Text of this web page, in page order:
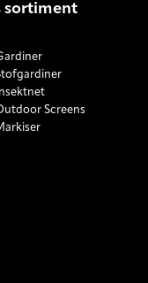
sortiment
Insektnet
Screens